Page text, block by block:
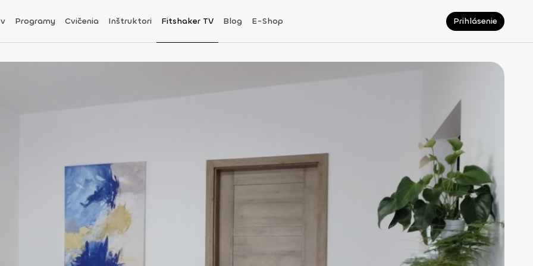
Programy Cvičenia Inštruktori Fitshaker TV Blog E-Shop Prihlásenie